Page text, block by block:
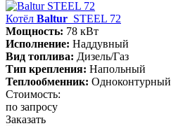
Котёл Baltur STEEL 72
Мощность: 78 кВт
Исполнение: Наддувный
Вид топлива: Дизель/Газ
Тип крепления: Напольный
Теплообменник: Одноконтурный
Стоимость:
по запросу
Заказать